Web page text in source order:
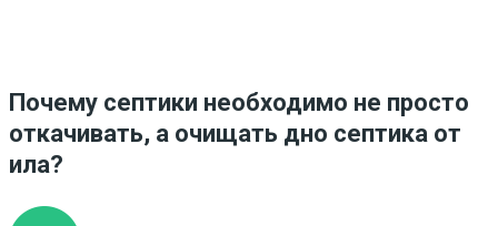
Почему септики необходимо не просто
откачивать, а очищать дно септика от
ила?